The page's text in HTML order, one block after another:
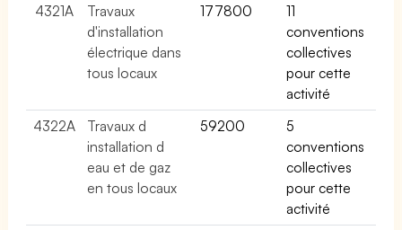
4321A
Travaux
d'installation
électrique dans
tous locaux
177800
11
conventions
collectives
pour cette
activité
4322A
Travaux d
installation d
eau et de gaz
en tous locaux
59200
5
conventions
collectives
pour cette
activité